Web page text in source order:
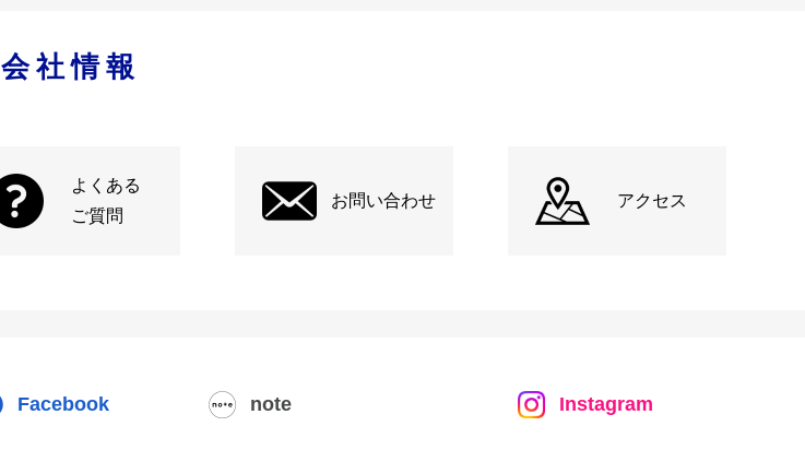
会社情報
よくある
ご質問
お問い合わせ アクセス
Facebook note Instagram